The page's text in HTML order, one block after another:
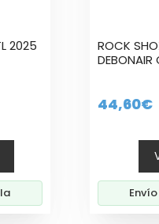
2025
ROCK
DEBONAIR
44,60€
página
de